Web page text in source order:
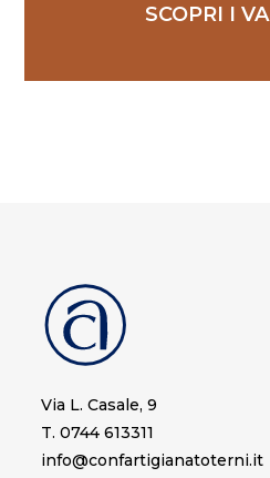
SCOPRI I
Via L. Casale, 9
T. 0744 613311
info@confartigianatoterni.it